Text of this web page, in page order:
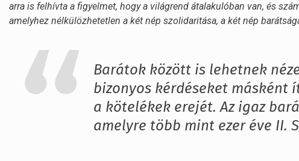
arra is felhívta a figyelmet, hogy a világrend átalakulóban van, és
amelyhez nélkülözhetetlen a két nép szolidaritása, a két nép
Barátok között is lehetnek
bizonyos kérdéseket másként
a kötelékek erejét. Az igaz
amelyre több mint ezer éve II.